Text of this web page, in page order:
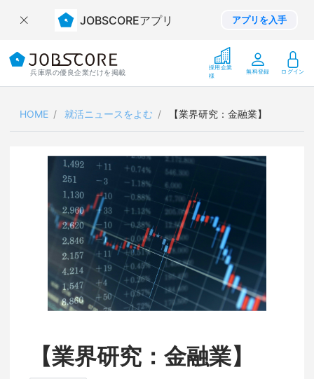
JOBSCOREアプリ アプリを入手
兵庫県の優良企業だけを掲載
採用企業
様
無料登録 ログイン
HOME 就活ニュースをよむ 【業界研究：金融業】
【業界研究：金融業】